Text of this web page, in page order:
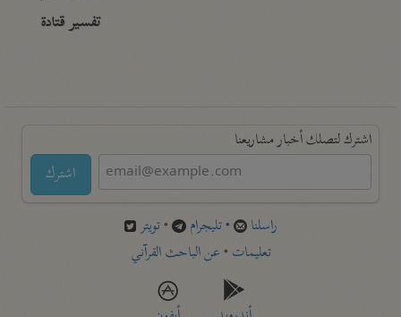
تفسير قتادة
اشترك لتصلك أخبار مشاريعنا
اشترك
راسلنا •تليجرام •تويتر
تعليمات •عن الباحث القرآني